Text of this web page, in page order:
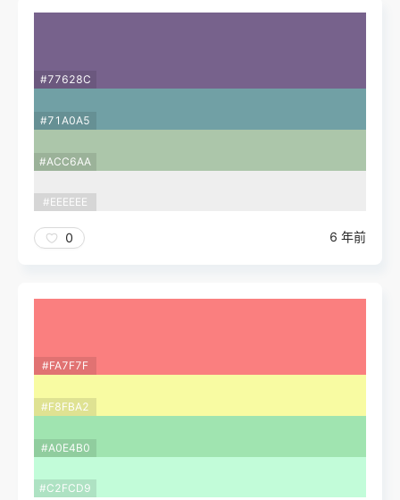
#77628C
#71A0A5
#ACC6AA
#EEEEEE
0 6 年前
#FA7F7F
#F8FBA2
#A0E4B0
#C2FCD9